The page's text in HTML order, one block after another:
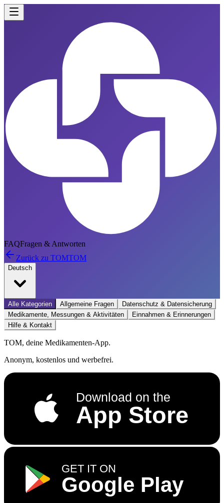
FAQFragen & Antworten
Zurück zu TOMTOM
Deutsch
Alle Kategorien Allgemeine Fragen
Datenschutz & Datensicherung
Medikamente, Messungen & Aktivitäten
Einnahmen & Erinnerungen
Hilfe & Kontakt
TOM, deine Medikamenten-App.
Anonym, kostenlos und werbefrei.
Download on the
App Store
GET IT ON
Google Play